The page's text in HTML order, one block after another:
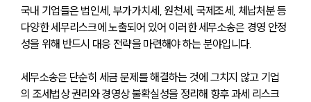
국내 기업들은 법인세, 부가가치세, 원천세, 국제조세, 체납처분 등
다양한 세무리스크에 노출되어 있어 이러한 세무소송은 경영 안정
성을 위해 반드시 대응 전략을 마련해야 하는 분야입니다.
세무소송은 단순히 세금 문제를 해결하는 것에 그치지 않고 기업
의 조세법상 권리와 경영상 불확실성을 정리해 향후 과세 리스크